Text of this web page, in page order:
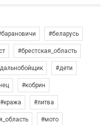
#беларусь
#брестская_область
#дети
#кобрин
#кража #литва
#мото